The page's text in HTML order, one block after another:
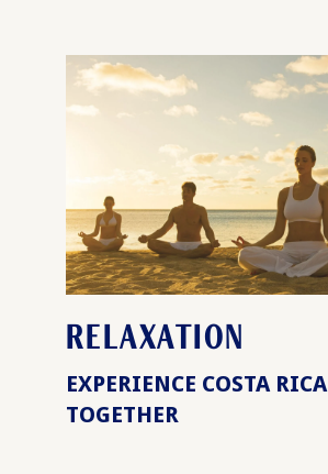
RELAXATION
EXPERIENCE COSTA RICA
TOGETHER